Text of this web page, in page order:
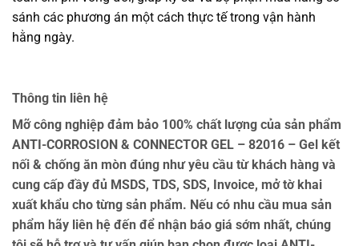
sánh các phương án một cách thực tế trong vận hành
hằng ngày.
Thông tin liên hệ
Mỡ công nghiệp đảm bảo 100% chất lượng của sản phẩm
ANTI-CORROSION & CONNECTOR GEL – 82016 – Gel kết
nối & chống ăn mòn đúng như yêu cầu từ khách hàng và
cung cấp đầy đủ MSDS, TDS, SDS, Invoice, mở tờ khai
xuất khẩu cho từng sản phẩm. Nếu có nhu cầu mua sản
phẩm hãy liên hệ đến để nhận báo giá sớm nhất, chúng